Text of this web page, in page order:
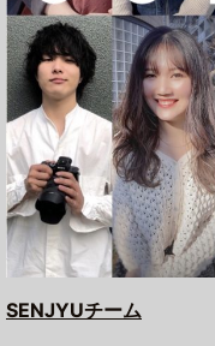
SENJYUチーム